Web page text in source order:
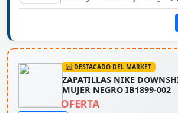
DESTACADO DEL MARKET
ZAPATILLAS NIKE
MUJER NEGRO IB1899-002
OFERTA